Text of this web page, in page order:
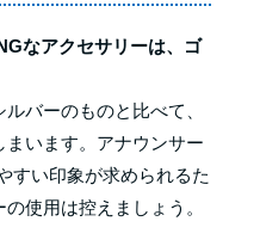
なアクセサリーは、ゴ
バーのものと比べて、
います。アナウンサー
すい印象が求められるた
使用は控えましょう。